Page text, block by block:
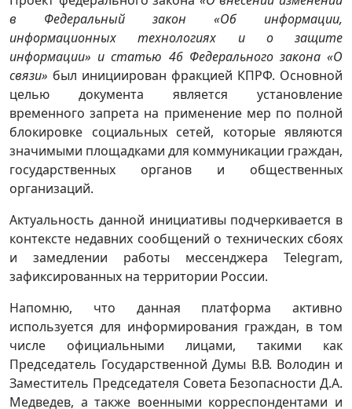
в Федеральный закон «Об информации,
информационных технологиях и о защите
информации» и статью 46 Федерального закона «О
связи» был инициирован фракцией КПРФ. Основной
целью документа является установление
временного запрета на применение мер по полной
блокировке социальных сетей, которые являются
значимыми площадками для коммуникации граждан,
государственных органов и общественных
организаций.
Актуальность данной инициативы подчеркивается в
контексте недавних сообщений о технических сбоях
и замедлении работы мессенджера Telegram,
зафиксированных на территории России.
Напомню, что данная платформа активно
используется для информирования граждан, в том
числе официальными лицами, такими как
Председатель Государственной Думы В.В. Володин и
Заместитель Председателя Совета Безопасности Д.А.
Медведев, а также военными корреспондентами и